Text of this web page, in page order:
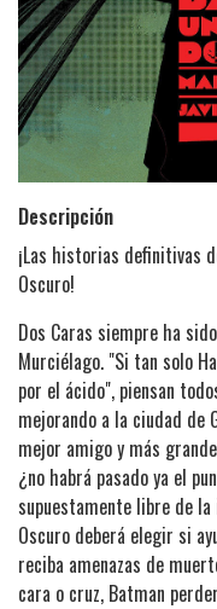
Descripción
¡Las historias definitivas
Oscuro!
Dos Caras siempre ha
Murciélago. "Si tan solo
por el ácido", piensan
mejorando a la ciudad
mejor amigo y más
¿no habrá pasado ya el
supuestamente libre de
Oscuro deberá elegir si
reciba amenazas de
cara o cruz, Batman